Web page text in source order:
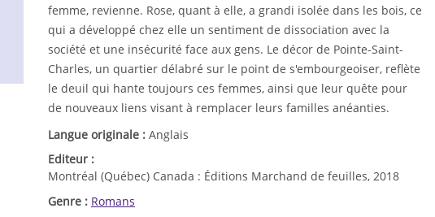
femme, revienne. Rose, quant à elle, a grandi isolée dans les bois, ce
qui a développé chez elle un sentiment de dissociation avec la
société et une insécurité face aux gens. Le décor de Pointe-Saint-
Charles, un quartier délabré sur le point de s'embourgeoiser, reflète
le deuil qui hante toujours ces femmes, ainsi que leur quête pour
de nouveaux liens visant à remplacer leurs familles anéanties.
Langue originale : Anglais
Editeur :
Montréal (Québec) Canada : Éditions Marchand de feuilles, 2018
Genre : Romans